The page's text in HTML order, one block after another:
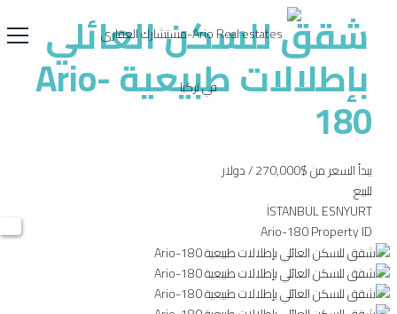
شقق للسكن العائلي
بإطلالات طبيعية Ario-
180
يبدأ السعر من$270,000
/ دولار
للبيع
İSTANBUL ESNYURT
Ario-180Property ID